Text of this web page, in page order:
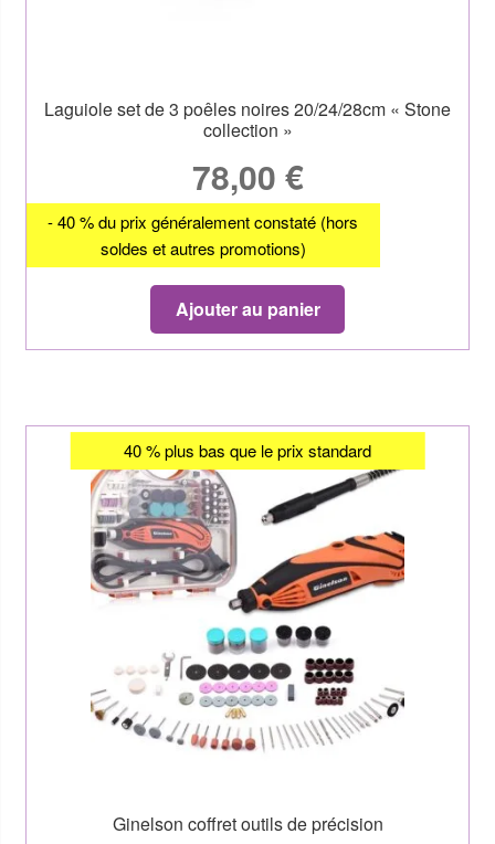
Laguiole set de 3 poêles noires 20/24/28cm « Stone
collection »
78,00 €
- 40 % du prix généralement constaté (hors
soldes et autres promotions)
Ajouter au panier
40 % plus bas que le prix standard
Ginelson coffret outils de précision